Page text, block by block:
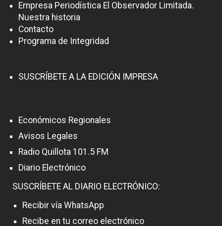
Empresa Periodística El Observador Limitada.
Nuestra historia
Contacto
Programa de Integridad
SUSCRÍBETE A LA EDICIÓN IMPRESA
Económicos Regionales
Avisos Legales
Radio Quillota 101.5 FM
Diario Electrónico
SUSCRÍBETE AL DIARIO ELECTRÓNICO:
Recibir vía WhatsApp
Recibe en tu correo electrónico